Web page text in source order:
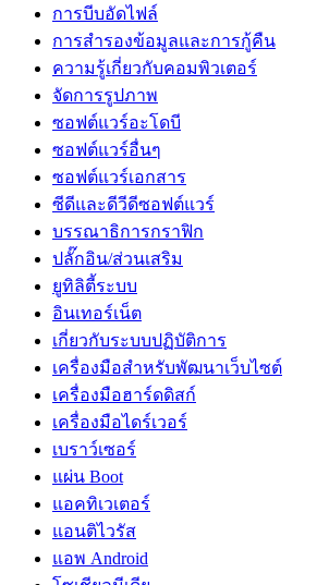
การบีบอัดไฟล์
การสำรองข้อมูลและการกู้คืน
ความรู้เกี่ยวกับคอมพิวเตอร์
จัดการรูปภาพ
ซอฟต์แวร์อะโดบี
ซอฟต์แวร์อื่นๆ
ซอฟต์แวร์เอกสาร
ซีดีและดีวีดีซอฟต์แวร์
บรรณาธิการกราฟิก
ปลั๊กอิน/ส่วนเสริม
ยูทิลิตี้ระบบ
อินเทอร์เน็ต
เกี่ยวกับระบบปฏิบัติการ
เครื่องมือสำหรับพัฒนาเว็บไซต์
เครื่องมือฮาร์ดดิสก์
เครื่องมือไดร์เวอร์
เบราว์เซอร์
แผ่น Boot
แอคทิเวเตอร์
แอนติไวรัส
แอพ Android